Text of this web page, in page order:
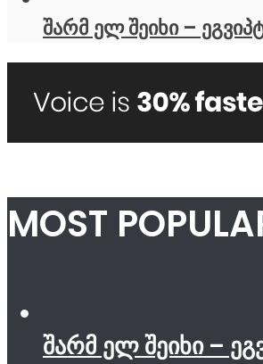
შარმ ელ შეიხი –
MOST
შარმ ელ შეიხი –